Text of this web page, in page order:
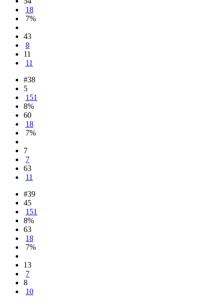
18
7%
43
8
11
11
#38
5
151
8%
60
18
7%
7
7
63
11
#39
45
151
8%
63
18
7%
13
7
8
10